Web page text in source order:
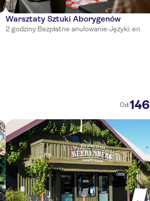
Warsztaty Sztuki Aborygenów
2 godziny·Bezpłatne anulowanie·Języki: en
Od:146